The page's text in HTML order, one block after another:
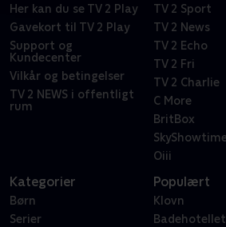
Her kan du se TV 2 Play
Gavekort til TV 2 Play
Support og
Kundecenter
Vilkår og betingelser
TV 2 NEWS i offentligt
rum
TV 2 Sport
TV 2 News
TV 2 Echo
TV 2 Fri
TV 2 Charlie
C More
BritBox
Oiii
Kategorier
Børn
Serier
Populært
Klovn
Badehotellet